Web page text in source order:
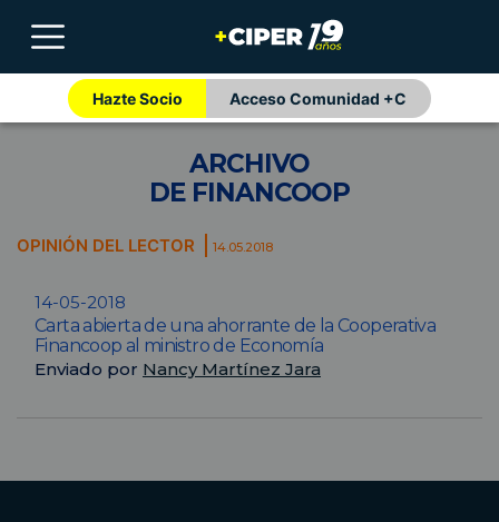
Hazte Socio Acceso Comunidad +C
ARCHIVO
DE FINANCOOP
OPINIÓN DEL LECTOR 14.05.2018
14-05-2018
Carta abierta de una ahorrante de la Cooperativa
Financoop al ministro de Economía
Enviado por Nancy Martínez Jara